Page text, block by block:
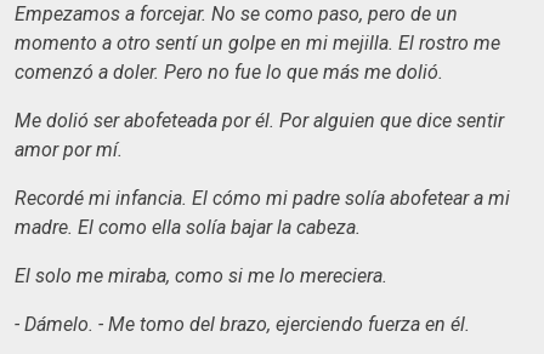
Empezamos a forcejar. No se como paso, pero de un
momento a otro sentí un golpe en mi mejilla. El rostro me
comenzó a doler. Pero no fue lo que más me dolió.
Me dolió ser abofeteada por él. Por alguien que dice sentir
amor por mí.
Recordé mi infancia. El cómo mi padre solía abofetear a mi
madre. El como ella solía bajar la cabeza.
El solo me miraba, como si me lo mereciera.
- Dámelo. - Me tomo del brazo, ejerciendo fuerza en él.